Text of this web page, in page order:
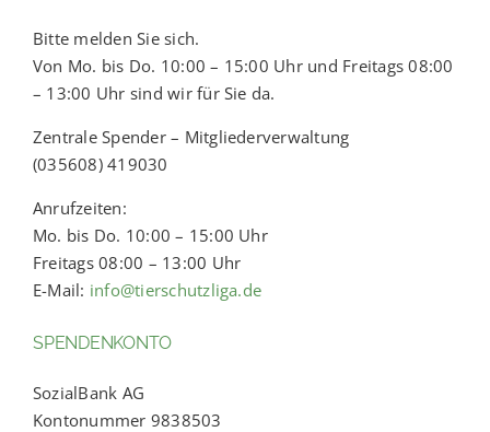
Bitte melden Sie sich.
Von Mo. bis Do. 10:00 – 15:00 Uhr und Freitags 08:00
– 13:00 Uhr sind wir für Sie da.
Zentrale Spender – Mitgliederverwaltung
(035608) 419030
Anrufzeiten:
Mo. bis Do. 10:00 – 15:00 Uhr
Freitags 08:00 – 13:00 Uhr
E-Mail: info@tierschutzliga.de
SPENDENKONTO
SozialBank AG
Kontonummer 9838503